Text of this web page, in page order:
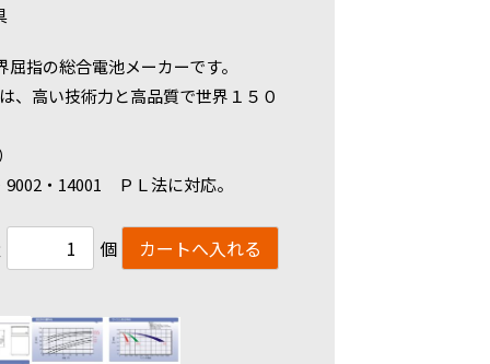
指の総合電池メーカーです。
、高い技術力と高品質で世界１５０
・14001 ＰＬ法に対応。
個